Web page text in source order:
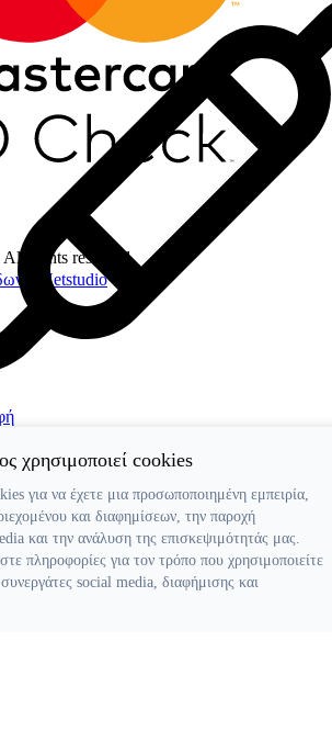
rights reserved.
Netstudio
χρησιμοποιεί cookies
για να έχετε μια προσωποποιημένη εμπειρία,
και διαφημίσεων, την παροχή
και την ανάλυση της επισκεψιμότητάς μας.
πληροφορίες για τον τρόπο που χρησιμοποιείτε
social media, διαφήμισης και